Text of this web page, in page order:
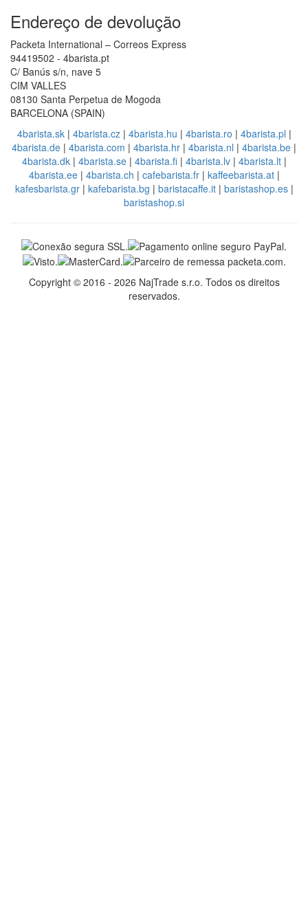
Endereço de devolução
Packeta International – Correos Express
94419502 - 4barista.pt
C/ Banús s/n, nave 5
CIM VALLES
08130 Santa Perpetua de Mogoda
BARCELONA (SPAIN)
4barista.sk| 4barista.cz| 4barista.hu | 4barista.ro | 4barista.pl |
4barista.de | 4barista.com | 4barista.hr | 4barista.nl | 4barista.be |
4barista.dk| 4barista.se| 4barista.fi| 4barista.lv| 4barista.lt|
4barista.ee| 4barista.ch | cafebarista.fr| kaffeebarista.at|
kafesbarista.gr| kafebarista.bg | baristacaffe.it| baristashop.es|
baristashop.si
Copyright © 2016 - 2026 NajTrade s.r.o. Todos os direitos
reservados.